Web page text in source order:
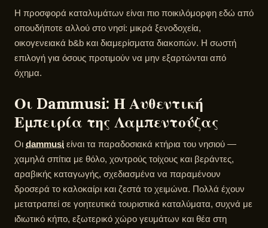
Η προσφορά καταλυμάτων είναι πιο ποικιλόμορφη εδώ από
οπουδήποτε αλλού στο νησί: μικρά ξενοδοχεία,
οικογενειακά b&b και διαμερίσματα διακοπών. Η σωστή
επιλογή για όσους προτιμούν να μην εξαρτώνται από
όχημα.
Οι Dammusi: Η Αυθεντική
Εμπειρία της Λαμπεντούζας
Οι dammusi είναι τα παραδοσιακά κτήρια του νησιού —
χαμηλά σπίτια με θόλο, χοντρούς τοίχους και βεράντες,
αραβικής καταγωγής, σχεδιασμένα να παραμένουν
δροσερά το καλοκαίρι και ζεστά το χειμώνα. Πολλά έχουν
μετατραπεί σε γοητευτικά τουριστικά καταλύματα, συχνά με
ιδιωτικό κήπο, εξωτερικό χώρο γευμάτων και θέα στη